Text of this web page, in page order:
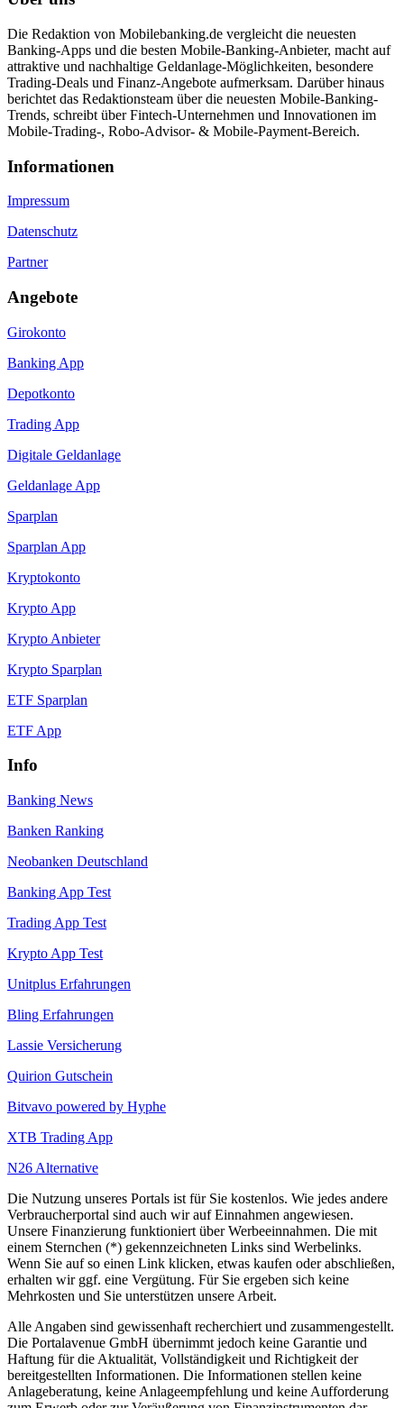
Die Redaktion von Mobilebanking.de vergleicht die neuesten
Banking-Apps und die besten Mobile-Banking-Anbieter, macht auf
attraktive und nachhaltige Geldanlage-Möglichkeiten, besondere
Trading-Deals und Finanz-Angebote aufmerksam. Darüber hinaus
berichtet das Redaktionsteam über die neuesten Mobile-Banking-
Trends, schreibt über Fintech-Unternehmen und Innovationen im
Mobile-Trading-, Robo-Advisor- & Mobile-Payment-Bereich.
Informa­tionen
Impressum
Datenschutz
Partner
Angebote
Girokonto
Banking App
Depotkonto
Trading App
Digitale Geldanlage
Geldanlage App
Sparplan
Sparplan App
Kryptokonto
Krypto App
Krypto Anbieter
Krypto Sparplan
ETF Sparplan
ETF App
Info
Banking News
Banken Ranking
Neobanken Deutschland
Banking App Test
Trading App Test
Krypto App Test
Unitplus Erfahrungen
Bling Erfahrungen
Lassie Versicherung
Quirion Gutschein
Bitvavo powered by Hyphe
XTB Trading App
N26 Alternative
Die Nutzung unseres Portals ist für Sie kostenlos. Wie jedes andere
Verbraucherportal sind auch wir auf Einnahmen angewiesen.
Unsere Finanzierung funktioniert über Werbeeinnahmen. Die mit
einem Sternchen (*) gekennzeichneten Links sind Werbelinks.
Wenn Sie auf so einen Link klicken, etwas kaufen oder abschließen,
erhalten wir ggf. eine Vergütung. Für Sie ergeben sich keine
Mehrkosten und Sie unterstützen unsere Arbeit.
Alle Angaben sind gewissenhaft recherchiert und zusammengestellt.
Die Portalavenue GmbH übernimmt jedoch keine Garantie und
Haftung für die Aktualität, Vollständigkeit und Richtigkeit der
bereitgestellten Informationen. Die Informationen stellen keine
Anlageberatung, keine Anlageempfehlung und keine Aufforderung